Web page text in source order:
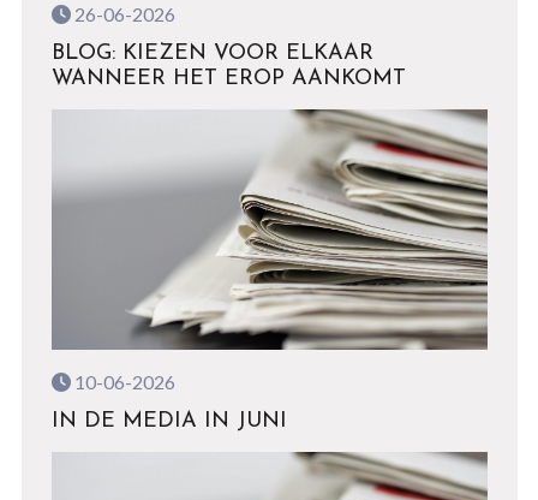
26-06-2026
BLOG: KIEZEN VOOR ELKAAR
WANNEER HET EROP AANKOMT
10-06-2026
IN DE MEDIA IN JUNI